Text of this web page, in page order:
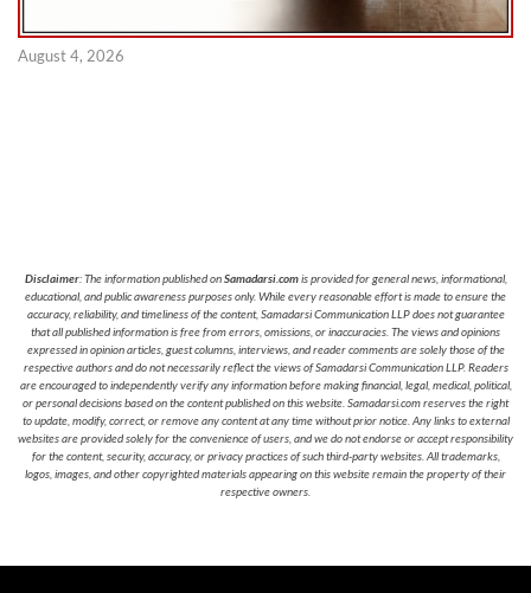
August 4, 2026
Disclaimer: The information published onSamadarsi.comis provided for general news, informational,
educational, and public awareness purposes only. While every reasonable effort is made to ensure the
accuracy, reliability, and timeliness of the content, Samadarsi Communication LLP does not guarantee
that all published information is free from errors, omissions, or inaccuracies. The views and opinions
expressed in opinion articles, guest columns, interviews, and reader comments are solely those of the
respective authors and do not necessarily reflect the views of Samadarsi Communication LLP. Readers
are encouraged to independently verify any information before making financial, legal, medical, political,
or personal decisions based on the content published on this website. Samadarsi.com reserves the right
to update, modify, correct, or remove any content at any time without prior notice. Any links to external
websites are provided solely for the convenience of users, and we do not endorse or accept responsibility
for the content, security, accuracy, or privacy practices of such third-party websites. All trademarks,
logos, images, and other copyrighted materials appearing on this website remain the property of their
respective owners.